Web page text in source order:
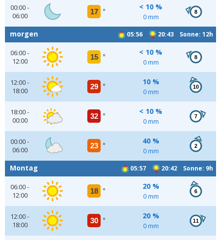
00:00 -
06:00
17 °
< 10 %
0 mm
8
05:56 20:43 Sonne: 12h
morgen
06:00 -
12:00
15 °
< 10 %
0 mm
8
12:00 -
18:00
29 °
10 %
0 mm
10
18:00 -
00:00
32 °
< 10 %
0 mm
7
00:00 -
06:00
23 °
40 %
0 mm
2
05:57 20:42 Sonne: 9h
Montag
06:00 -
12:00
18 °
20 %
0 mm
6
12:00 -
18:00
30 °
20 %
0 mm
11